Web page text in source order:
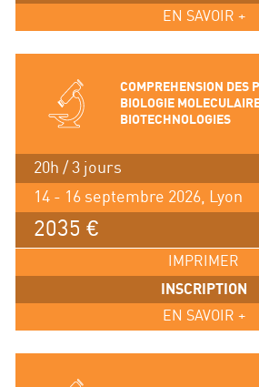
EN SAVOIR +
COMPREHENSION DES
BIOLOGIE
BIOTECHNOLOGIES
20h / 3 jours
14 - 16 septembre 2026, Lyon
2035 €
IMPRIMER
INSCRIPTION
EN SAVOIR +